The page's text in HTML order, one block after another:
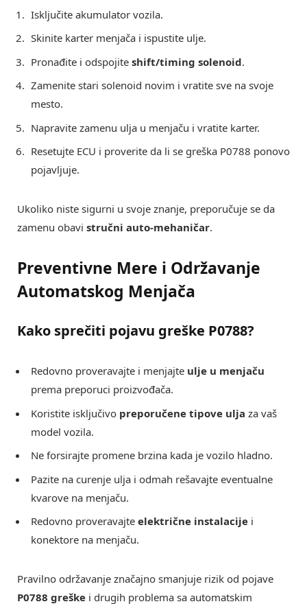
Isključite akumulator vozila.
Skinite karter menjača i ispustite ulje.
Pronađite i odspojite shift/timing solenoid.
Zamenite stari solenoid novim i vratite sve na svoje
mesto.
Napravite zamenu ulja u menjaču i vratite karter.
Resetujte ECU i proverite da li se greška P0788 ponovo
pojavljuje.
Ukoliko niste sigurni u svoje znanje, preporučuje se da
zamenu obavi stručni auto-mehaničar.
Preventivne Mere i Održavanje
Automatskog Menjača
Kako sprečiti pojavu greške P0788?
Redovno proveravajte i menjajte ulje u menjaču
prema preporuci proizvođača.
Koristite isključivo preporučene tipove ulja za vaš
model vozila.
Ne forsirajte promene brzina kada je vozilo hladno.
Pazite na curenje ulja i odmah rešavajte eventualne
kvarove na menjaču.
Redovno proveravajte električne instalacije i
konektore na menjaču.
Pravilno održavanje značajno smanjuje rizik od pojave
P0788 greške i drugih problema sa automatskim